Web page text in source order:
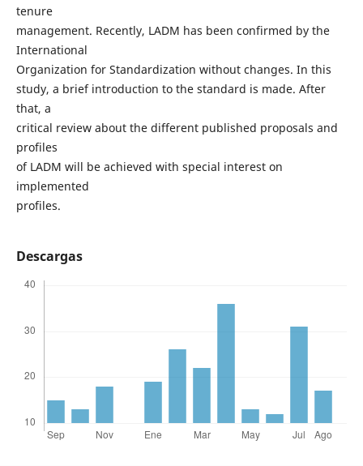
tenure
management. Recently, LADM has been confirmed by the
International
Organization for Standardization without changes. In this
study, a brief introduction to the standard is made. After
that, a
critical review about the different published proposals and
profiles
of LADM will be achieved with special interest on
implemented
profiles.
Descargas